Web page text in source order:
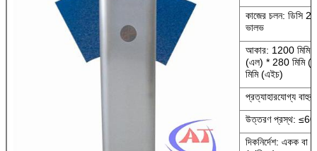
কাজের চলন: ডিসি
ভালভ
আকার: 1200 মিমি /
(এল) * 280 মিমি
মিমি (এইচ)
প্রত্যাহারযোগ্য বাহুর
উত্তরণ প্রস্থ:
দিকনির্দেশ: একক বা